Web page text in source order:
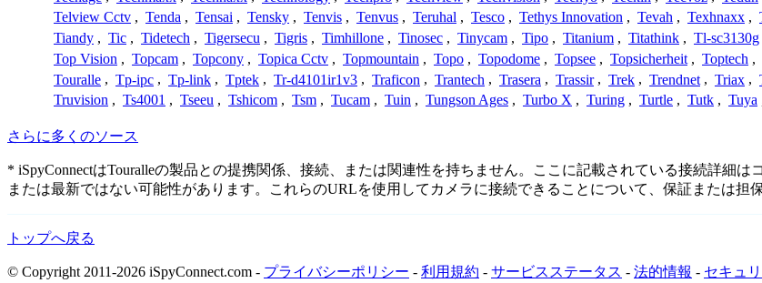
Telview Cctv , Tenda , Tensai , Tensky , Tenvis , Tenvus , Teruhal , Tesco , Tethys Innovation , Tevah , Texhnaxx ,
Tiandy , Tic , Tidetech , Tigersecu , Tigris , Timhillone , Tinosec , Tinycam , Tipo , Titanium , Titathink , Tl-sc3130g
Top Vision , Topcam , Topcony , Topica Cctv , Topmountain , Topo , Topodome , Topsee , Topsicherheit , Toptech ,
Touralle , Tp-ipc , Tp-link , Tptek , Tr-d4101ir1v3 , Traficon , Trantech , Trasera , Trassir , Trek , Trendnet , Triax ,
Truvision , Ts4001 , Tseeu , Tshicom , Tsm , Tucam , Tuin , Tungson Ages , Turbo X , Turing , Turtle , Tutk , Tuya
さらに多くのソース
* iSpyConnectはTouralleの製品との提携関係、接続、または関連性を持ちません。ここに記載されている接続詳細
または最新ではない可能性があります。これらのURLを使用してカメラに接続できることについて、保証または担
トップへ戻る
© Copyright 2011-2026 iSpyConnect.com - プライバシーポリシー - 利用規約 - サービスステータス - 法的情報 - セキュ